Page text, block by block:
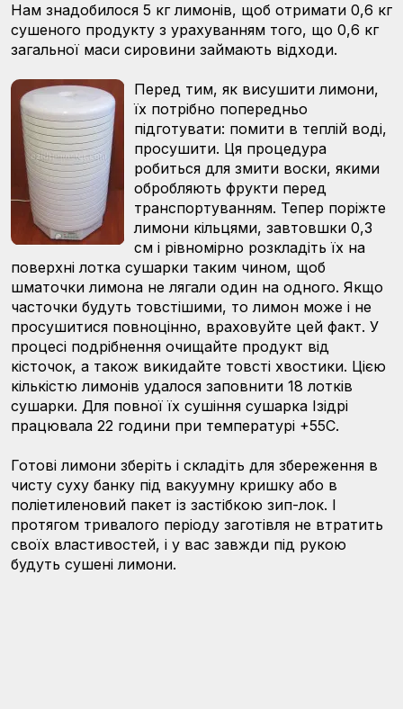
Нам знадобилося 5 кг лимонів, щоб отримати 0,6 кг
сушеного продукту з урахуванням того, що 0,6 кг
загальної маси сировини займають відходи.
Перед тим, як висушити лимони,
їх потрібно попередньо
підготувати: помити в теплій воді,
просушити. Ця процедура
робиться для змити воски, якими
обробляють фрукти перед
транспортуванням. Тепер поріжте
лимони кільцями, завтовшки 0,3
см і рівномірно розкладіть їх на
поверхні лотка сушарки таким чином, щоб
шматочки лимона не лягали один на одного. Якщо
часточки будуть товстішими, то лимон може і не
просушитися повноцінно, враховуйте цей факт. У
процесі подрібнення очищайте продукт від
кісточок, а також викидайте товсті хвостики. Цією
кількістю лимонів удалося заповнити 18 лотків
сушарки. Для повної їх сушіння сушарка Ізідрі
працювала 22 години при температурі +55С.
Готові лимони зберіть і складіть для збереження в
чисту суху банку під вакуумну кришку або в
поліетиленовий пакет із застібкою зип-лок. І
протягом тривалого періоду заготівля не втратить
своїх властивостей, і у вас завжди під рукою
будуть сушені лимони.